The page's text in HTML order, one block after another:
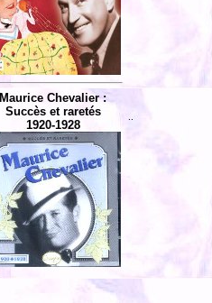
Maurice Chevalier :
Succès et raretés
1920-1928